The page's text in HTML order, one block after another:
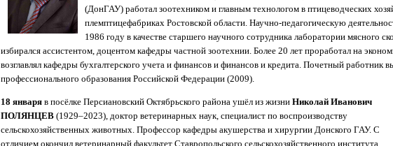
(ДонГАУ) работал зоотехником и главным технологом в птицеводческих
племптицефабриках Ростовской области. Научно-педагогическую
1986 году в качестве старшего научного сотрудника лаборатории мясного
избирался ассистентом, доцентом кафедры частной зоотехнии. Более 20 лет проработал на
возглавлял кафедры бухгалтерского учета и финансов и финансов и кредита. Почетный работник
профессионального образования Российской Федерации (2009).
18 января в посёлке Персиановский Октябрьского района ушёл из жизни Николай Иванович
ПОЛЯНЦЕВ (1929–2023), доктор ветеринарных наук, специалист по воспроизводству
сельскохозяйственных животных. Профессор кафедры акушерства и хирургии Донского ГАУ. С
отличием окончил ветеринарный факультет Ставропольского сельскохозяйственного института